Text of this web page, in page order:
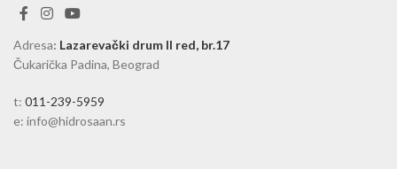
Adresa: Lazarevački drum II red, br.17
Čukarička Padina, Beograd
t: 011-239-5959
e: info@hidrosaan.rs